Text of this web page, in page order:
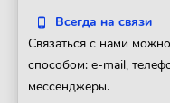
Всегда на связи
Связаться с нами
способом: e-mail,
мессенджеры.